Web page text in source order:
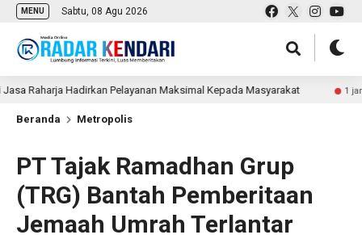
MENU Sabtu, 08 Agu 2026
Hadirkan Pelayanan Maksimal Kepada Masyarakat 1 jam lalu
Beranda Metropolis
PT Tajak Ramadhan Grup
(TRG) Bantah Pemberitaan
Jemaah Umrah Terlantar